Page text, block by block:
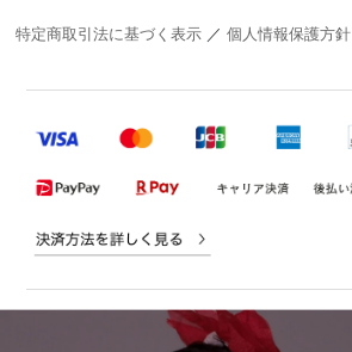
特定商取引法に基づく表示 ／個人情報保護方針